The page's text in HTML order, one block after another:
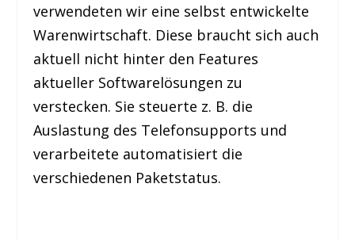
verwendeten wir eine selbst entwickelte
Warenwirtschaft. Diese braucht sich auch
aktuell nicht hinter den Features
aktueller Softwarelösungen zu
verstecken. Sie steuerte z. B. die
Auslastung des Telefonsupports und
verarbeitete automatisiert die
verschiedenen Paketstatus.